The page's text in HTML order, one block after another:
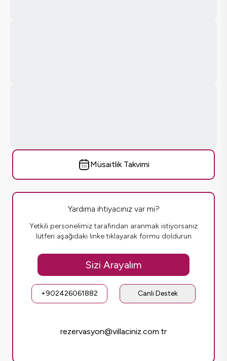
Müsaitlik Takvimi
Yardıma ihtiyacınız var mı?
Yetkili personelimiz tarafından aranmak istiyorsanız
lütfen aşağıdaki linke tıklayarak formu doldurun
Sizi Arayalım
+902426061882 Canlı Destek
rezervasyon@villaciniz.com.tr